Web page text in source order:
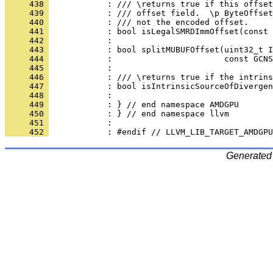
     438
     439
     440
     441
     442
     443
     444
     445
     446
     447
     448
     449
     450
     451
     452